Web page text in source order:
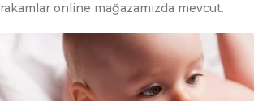
rakamlar online mağazamızda mevcut.